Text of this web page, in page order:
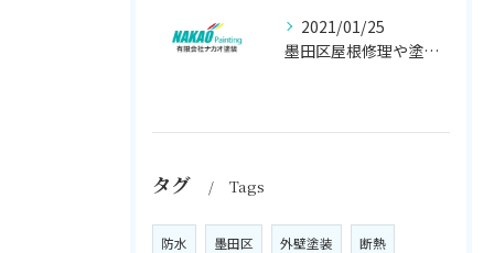
2021/01/25
墨田区屋根修理や塗装工事は、【人気のナカオ塗装へ！】
タグ Tags
防水 墨田区 外壁塗装 断熱